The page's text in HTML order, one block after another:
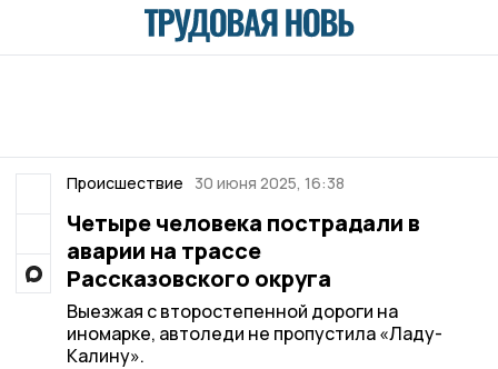
Происшествие 30 июня 2025, 16:38
Четыре человека пострадали в
аварии на трассе
Рассказовского округа
Выезжая с второстепенной дороги на
иномарке, автоледи не пропустила «Ладу-
Калину».